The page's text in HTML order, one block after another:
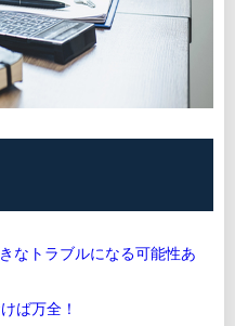
なトラブルになる可能性あ
ば万全！